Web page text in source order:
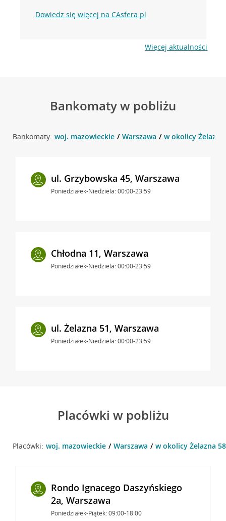
Dowiedz się więcej na CAsfera.pl
Więcej aktualności
Bankomaty w pobliżu
Bankomaty: woj. mazowieckie Warszawa w okolicy Żelazna
ul. Grzybowska 45, Warszawa
Poniedziałek-Niedziela: 00:00-23:59
Chłodna 11, Warszawa
Poniedziałek-Niedziela: 00:00-23:59
ul. Żelazna 51, Warszawa
Poniedziałek-Niedziela: 00:00-23:59
Placówki w pobliżu
Placówki: woj. mazowieckie Warszawa w okolicy Żelazna
Rondo Ignacego Daszyńskiego
2a, Warszawa
Poniedziałek-Piątek: 09:00-18:00